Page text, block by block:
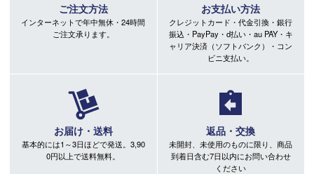
ご注文方法
インターネットで年中無休・24時間
ご注文承ります。
お支払い方法
クレジットカード・代金引換・銀行
振込・PayPay・d払い・au PAY・キ
ャリア決済（ソフトバンク）・コン
ビニ支払い。
お届け・送料
基本的には1～3日ほどで発送。3,90
0円以上で送料無料。
返品・交換
未開封、未使用のものに限り、商品
到着日含む7日以内にお問い合わせ
ください